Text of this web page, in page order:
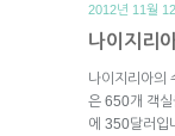
2012년 11월 12
나이지리
나이지리아의
은 650개 객실
에 350달러입